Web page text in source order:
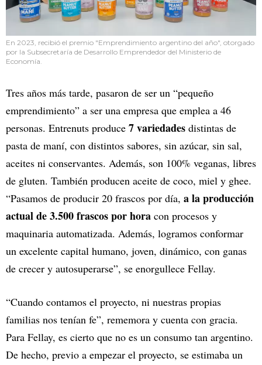
En 2023, recibió el premio "Emprendimiento argentino del año", otorgado
por la Subsecretaría de Desarrollo Emprendedor del Ministerio de
Economía.
Tres años más tarde, pasaron de ser un “pequeño
emprendimiento” a ser una empresa que emplea a 46
personas. Entrenuts produce 7 variedades distintas de
pasta de maní, con distintos sabores, sin azúcar, sin sal,
aceites ni conservantes. Además, son 100% veganas, libres
de gluten. También producen aceite de coco, miel y ghee.
“Pasamos de producir 20 frascos por día, a la producción
actual de 3.500 frascos por hora con procesos y
maquinaria automatizada. Además, logramos conformar
un excelente capital humano, joven, dinámico, con ganas
de crecer y autosuperarse”, se enorgullece Fellay.
“Cuando contamos el proyecto, ni nuestras propias
familias nos tenían fe”, rememora y cuenta con gracia.
Para Fellay, es cierto que no es un consumo tan argentino.
De hecho, previo a empezar el proyecto, se estimaba un